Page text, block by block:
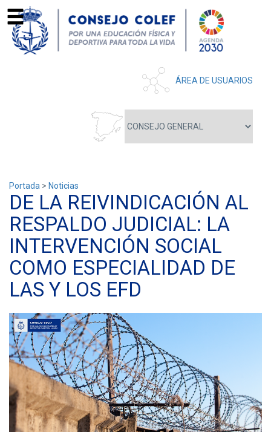
ÁREA DE USUARIOS
Portada > Noticias
DE LA REIVINDICACIÓN AL
RESPALDO JUDICIAL: LA
INTERVENCIÓN SOCIAL
COMO ESPECIALIDAD DE
LAS Y LOS EFD